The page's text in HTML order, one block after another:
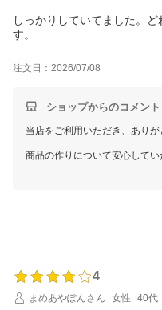
しっかりしていてました。
す。
注文日：2026/07/08
ショップからのコメント
当店をご利用いただき、ありが
商品の作りについて安心してい
これからの耐久性についても
これからも皆様に長くご愛用
4
まめあやぽんさん
女性
40代